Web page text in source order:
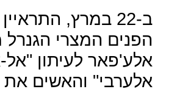
ב-22 במרץ,
הפנים המצרי הגנרל
אלע'פאר לעיתון
אלערבי" והאשים